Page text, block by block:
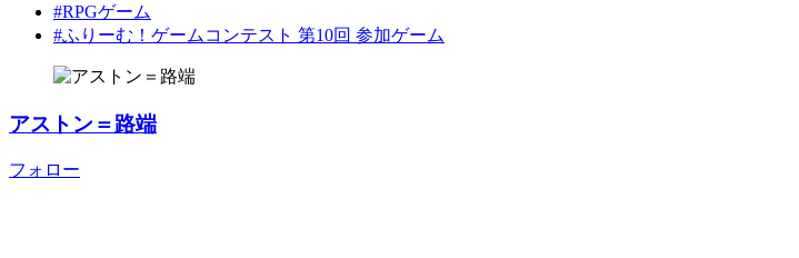
#RPGゲーム
#ふりーむ！ゲームコンテスト 第10回 参加ゲーム
アストン＝路端
フォロー